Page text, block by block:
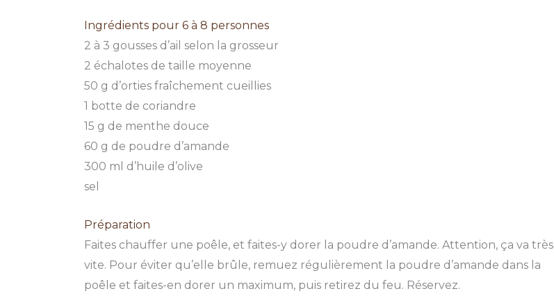
Ingrédients pour 6 à 8 personnes
2 à 3 gousses d’ail selon la grosseur
2 échalotes de taille moyenne
50 g d’orties fraîchement cueillies
1 botte de coriandre
15 g de menthe douce
60 g de poudre d’amande
300 ml d’huile d’olive
sel
Préparation
Faites chauffer une poêle, et faites-y dorer la poudre d’amande. Attention, ça va très
vite. Pour éviter qu’elle brûle, remuez régulièrement la poudre d’amande dans la
poêle et faites-en dorer un maximum, puis retirez du feu. Réservez.